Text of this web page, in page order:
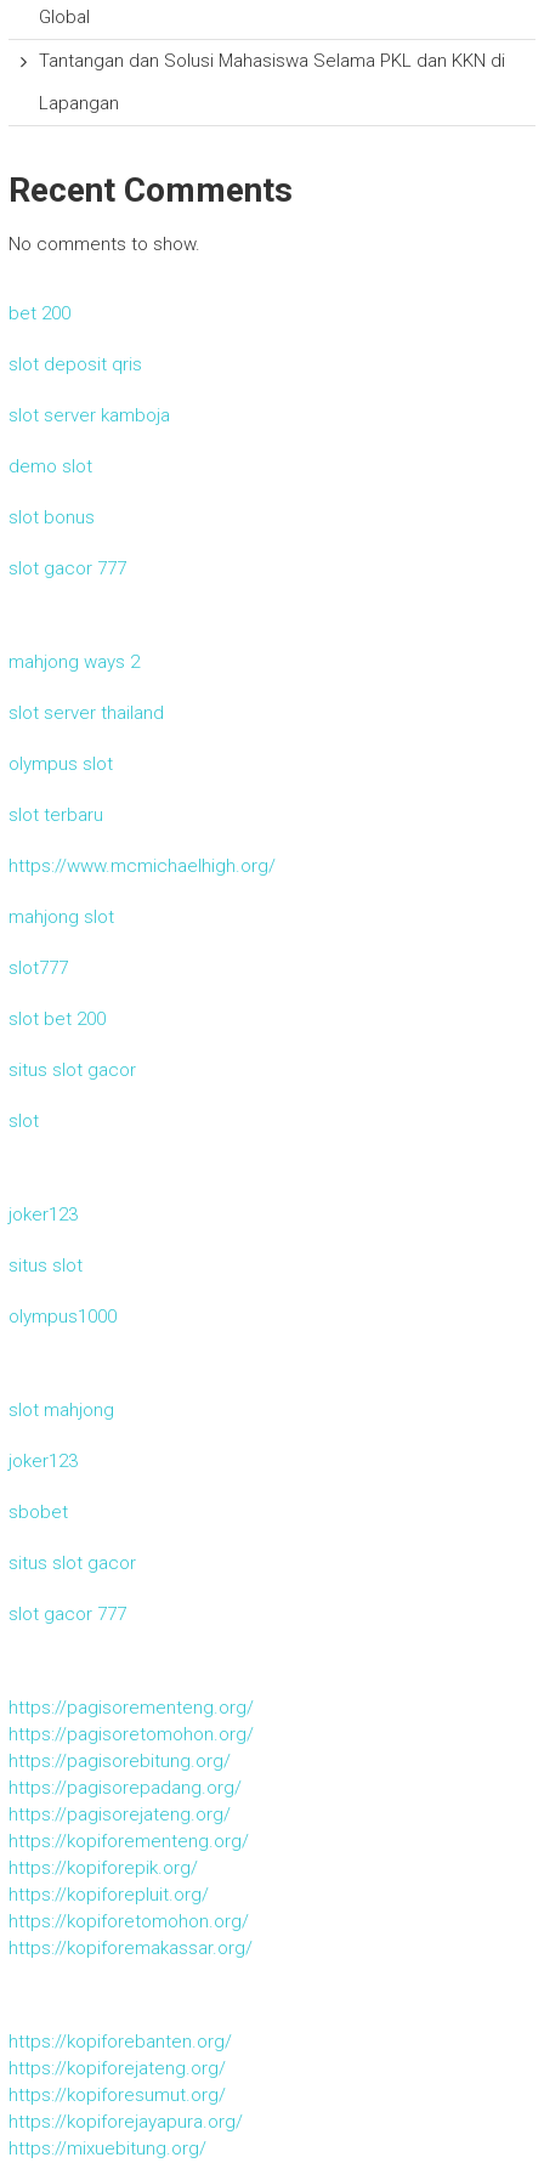
Global
Tantangan dan Solusi Mahasiswa Selama PKL dan KKN di
Lapangan
Recent Comments
No comments to show.
bet 200
slot deposit qris
slot server kamboja
demo slot
slot bonus
slot gacor 777
mahjong ways 2
slot server thailand
olympus slot
slot terbaru
https://www.mcmichaelhigh.org/
mahjong slot
slot777
slot bet 200
situs slot gacor
slot
joker123
situs slot
olympus1000
slot mahjong
joker123
sbobet
situs slot gacor
slot gacor 777
https://pagisorementeng.org/
https://pagisoretomohon.org/
https://pagisorebitung.org/
https://pagisorepadang.org/
https://pagisorejateng.org/
https://kopiforementeng.org/
https://kopiforepik.org/
https://kopiforepluit.org/
https://kopiforetomohon.org/
https://kopiforemakassar.org/
https://kopiforebanten.org/
https://kopiforejateng.org/
https://kopiforesumut.org/
https://kopiforejayapura.org/
https://mixuebitung.org/